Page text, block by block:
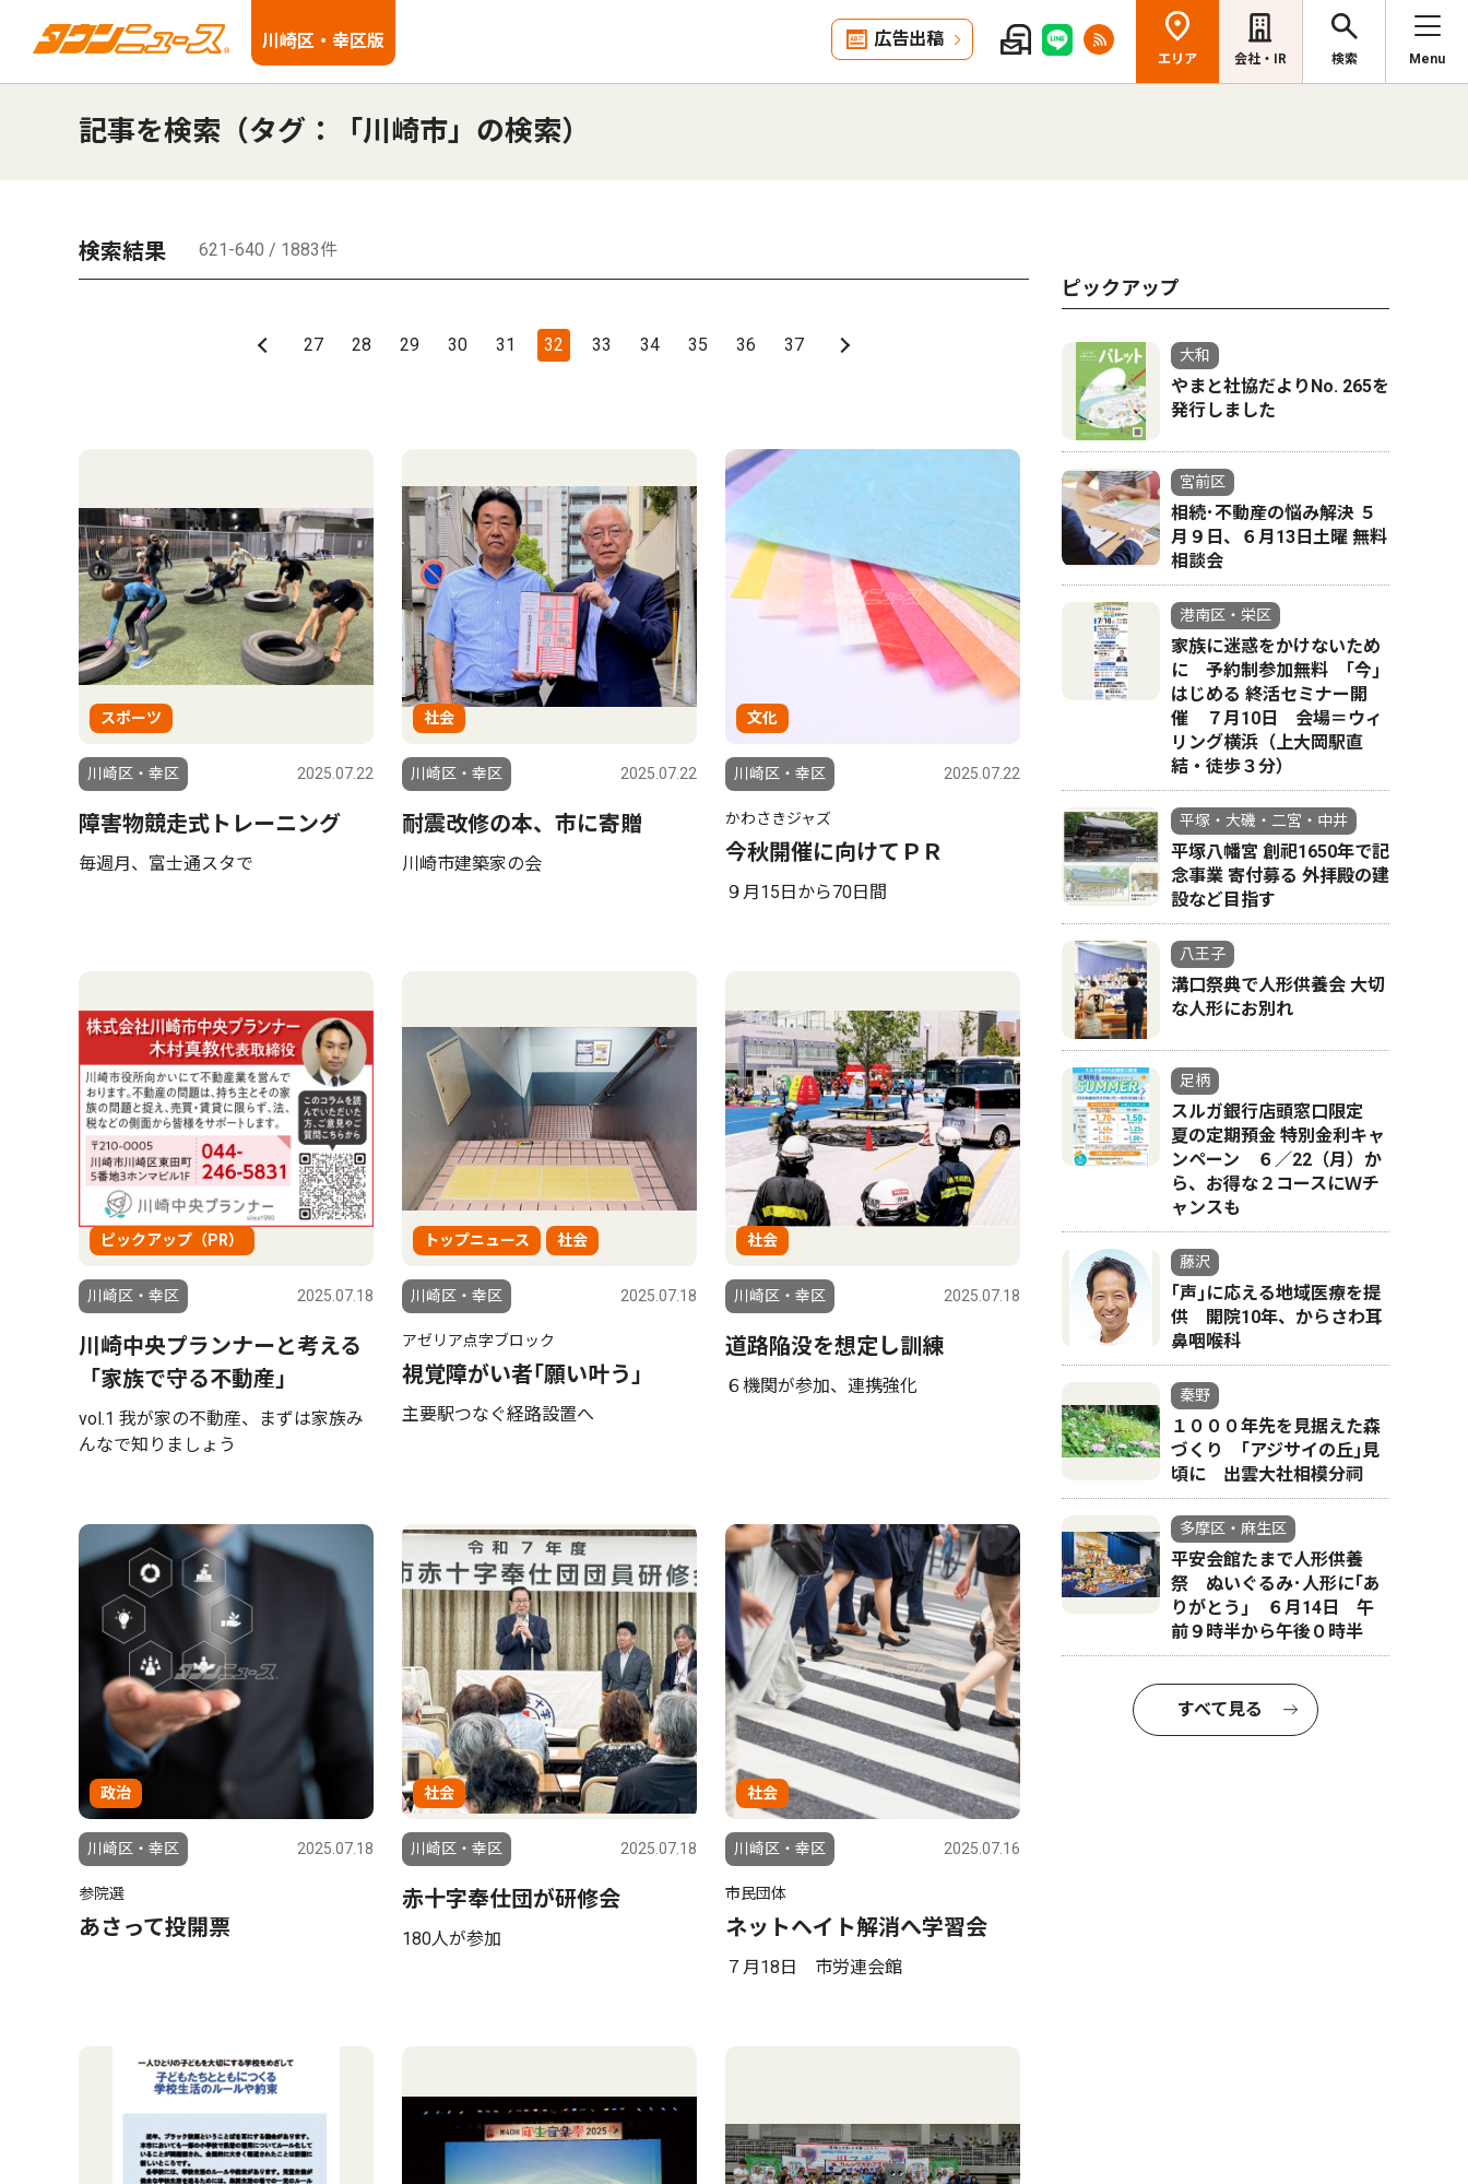
川崎区・幸区版 広告出稿
エリア 会社・IR 検索 Menu
記事を検索（タグ：「川崎市」の検索）
検索結果 621-640 / 1883件
27 28 29 30 31 32 33 34 35 36 37
スポーツ
川崎区・幸区 2025.07.22
障害物競走式トレーニング
毎週月、富士通スタで
社会
川崎区・幸区 2025.07.22
耐震改修の本、市に寄贈
川崎市建築家の会
文化
川崎区・幸区 2025.07.22
かわさきジャズ
今秋開催に向けてＰＲ
９月15日から70日間
ピックアップ（PR）
川崎区・幸区 2025.07.18
川崎中央プランナーと考える
「家族で守る不動産」
vol.1 我が家の不動産、まずは家族み
んなで知りましょう
トップニュース 社会
川崎区・幸区 2025.07.18
アゼリア点字ブロック
視覚障がい者｢願い叶う｣
主要駅つなぐ経路設置へ
社会
川崎区・幸区 2025.07.18
道路陥没を想定し訓練
６機関が参加、連携強化
政治
川崎区・幸区 2025.07.18
参院選
あさって投開票
社会
川崎区・幸区 2025.07.18
赤十字奉仕団が研修会
180人が参加
社会
川崎区・幸区 2025.07.16
市民団体
ネットヘイト解消へ学習会
７月18日 市労連会館
ピックアップ
大和
やまと社協だよりNo. 265を
発行しました
宮前区
相続･不動産の悩み解決 ５
月９日、６月13日土曜 無料
相談会
港南区・栄区
家族に迷惑をかけないため
に 予約制参加無料 ｢今｣
はじめる 終活セミナー開
催 ７月10日 会場＝ウィ
リング横浜（上大岡駅直
結・徒歩３分）
平塚・大磯・二宮・中井
平塚八幡宮 創祀1650年で記
念事業 寄付募る 外拝殿の建
設など目指す
八王子
溝口祭典で人形供養会 大切
な人形にお別れ
足柄
スルガ銀行店頭窓口限定
夏の定期預金 特別金利キャ
ンペーン ６／22（月）か
ら、お得な２コースにＷチ
ャンスも
藤沢
｢声｣に応える地域医療を提
供 開院10年、からさわ耳
鼻咽喉科
秦野
１０００年先を見据えた森
づくり ｢アジサイの丘｣見
頃に 出雲大社相模分祠
多摩区・麻生区
平安会館たまで人形供養
祭 ぬいぐるみ･人形に｢あ
りがとう｣ ６月14日 午
前９時半から午後０時半
すべて見る